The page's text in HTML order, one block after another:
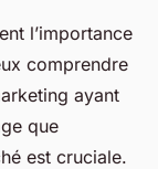
l’importance
comprendre
ayant
que
est cruciale.